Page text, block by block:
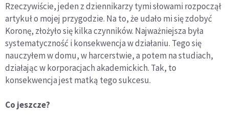
Rzeczywiście, jeden z dziennikarzy tymi słowami rozpoczął
artykuł o mojej przygodzie. Na to, że udało mi się zdobyć
Koronę, złożyło się kilka czynników. Najważniejsza była
systematyczność i konsekwencja w działaniu. Tego się
nauczyłem w domu, w harcerstwie, a potem na studiach,
działając w korporacjach akademickich. Tak, to
konsekwencja jest matką tego sukcesu.
Co jeszcze?